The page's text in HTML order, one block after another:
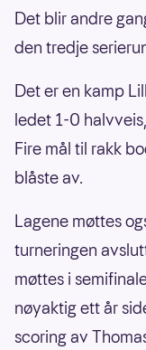
Det blir andre
den tredje
Det er en kamp
ledet 1-0
Fire mål til rakk
blåste av.
Lagene møttes
turneringen
møttes i
nøyaktig ett år
scoring av